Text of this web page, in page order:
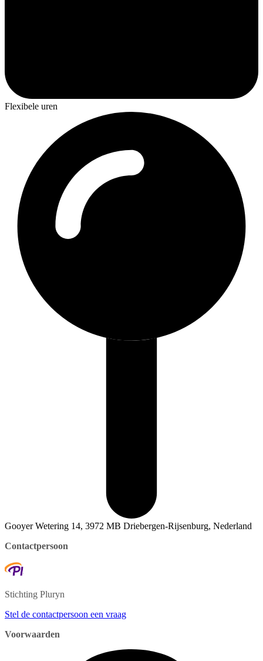
Flexibele uren
Gooyer Wetering 14, 3972 MB Driebergen-Rijsenburg, Nederland
Contactpersoon
Stichting Pluryn
Stel de contactpersoon een vraag
Voorwaarden